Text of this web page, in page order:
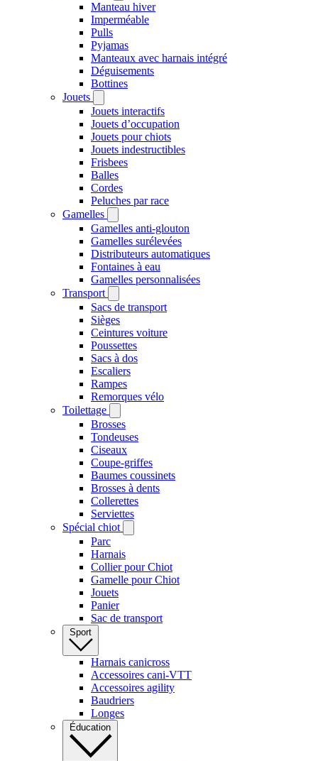
Manteau hiver
Imperméable
Pulls
Pyjamas
Manteaux avec harnais intégré
Déguisements
Bottines
Jouets
Jouets interactifs
Jouets d’occupation
Jouets pour chiots
Jouets indestructibles
Frisbees
Balles
Cordes
Peluches par race
Gamelles
Gamelles anti-glouton
Gamelles surélevées
Distributeurs automatiques
Fontaines à eau
Gamelles personnalisées
Transport
Sacs de transport
Sièges
Ceintures voiture
Poussettes
Sacs à dos
Escaliers
Rampes
Remorques vélo
Toilettage
Brosses
Tondeuses
Ciseaux
Coupe-griffes
Baumes coussinets
Brosses à dents
Collerettes
Serviettes
Spécial chiot
Parc
Harnais
Collier pour Chiot
Gamelle pour Chiot
Jouets
Panier
Sac de transport
Sport
Harnais canicross
Accessoires cani-VTT
Accessoires agility
Baudriers
Longes
Éducation